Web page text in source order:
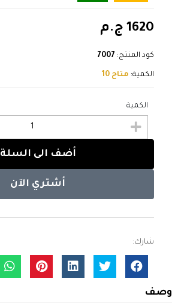
1620 ج.م
كود المنتج: 7007
الكمية: متاح 10
الكمية
أضف الى السلة
أشتري الآن
شارك:
وصف